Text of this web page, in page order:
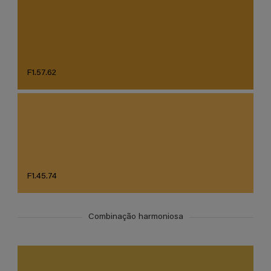
F1.57.62
F1.45.74
Combinação harmoniosa